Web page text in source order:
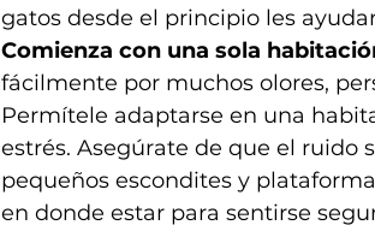
gatos desde el principio les
Comienza con una sola
fácilmente por muchos olores,
Permítele adaptarse en una
estrés. Asegúrate de que el
pequeños escondites y
en donde estar para sentirse